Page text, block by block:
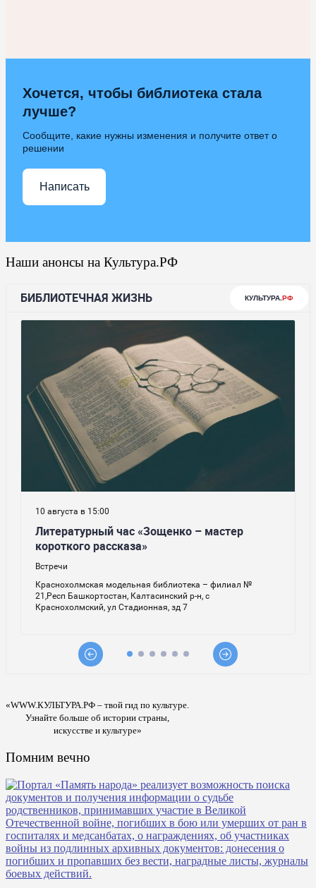
Хочется, чтобы библиотека стала
лучше?
Сообщите, какие нужны изменения и получите ответ о
решении
Написать
Наши анонсы на Культура.РФ
«WWW.КУЛЬТУРА.РФ – твой гид по культуре.
Узнайте больше об истории страны,
искусстве и культуре»
Помним вечно